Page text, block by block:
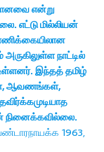
என்று
எட்டு மில்லியன்
நாட்டில்
இந்தத் தமிழ்
ஆவணங்கள்,
நினைக்கவில்லை.
1963,